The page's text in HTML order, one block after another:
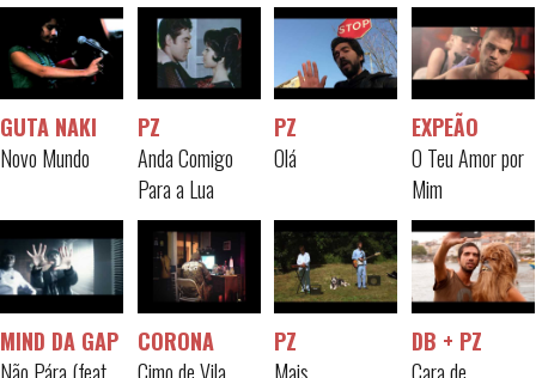
GUTA NAKI
Novo Mundo
PZ
Anda Comigo
Para a Lua
PZ
Olá
EXPEÃO
O Teu Amor por
Mim
MIND DA GAP
Não Pára (feat.
CORONA
Cimo de Vila
PZ
Mais
DB + PZ
Cara de